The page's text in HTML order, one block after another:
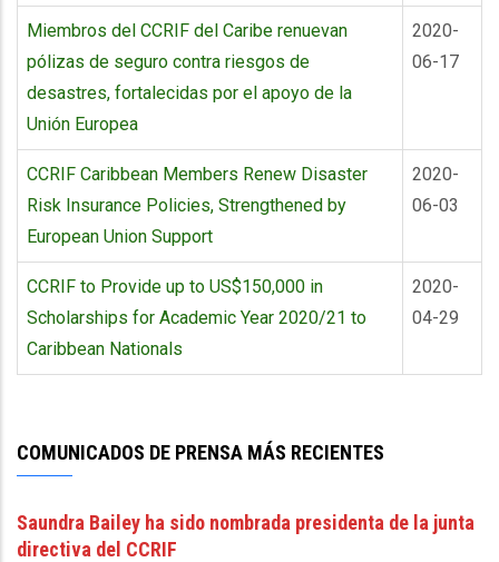
Miembros del CCRIF del Caribe renuevan
pólizas de seguro contra riesgos de
desastres, fortalecidas por el apoyo de la
Unión Europea
2020-
06-17
CCRIF Caribbean Members Renew Disaster
Risk Insurance Policies, Strengthened by
European Union Support
2020-
06-03
CCRIF to Provide up to US$150,000 in
Scholarships for Academic Year 2020/21 to
Caribbean Nationals
2020-
04-29
COMUNICADOS DE PRENSA MÁS RECIENTES
Saundra Bailey ha sido nombrada presidenta de la junta
directiva del CCRIF